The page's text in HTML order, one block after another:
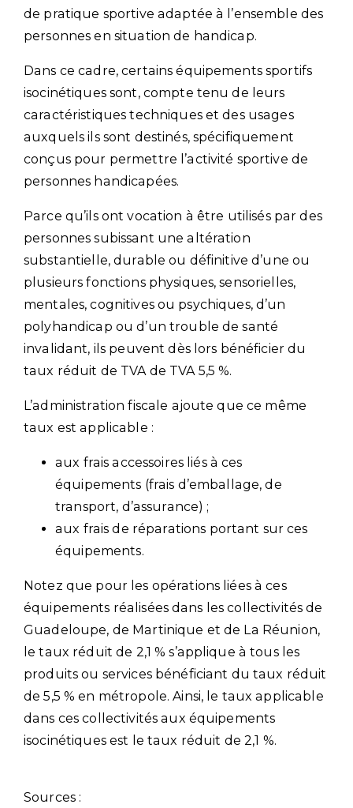
de pratique sportive adaptée à l’ensemble des
personnes en situation de handicap.
Dans ce cadre, certains équipements sportifs
isocinétiques sont, compte tenu de leurs
caractéristiques techniques et des usages
auxquels ils sont destinés, spécifiquement
conçus pour permettre l’activité sportive de
personnes handicapées.
Parce qu’ils ont vocation à être utilisés par des
personnes subissant une altération
substantielle, durable ou définitive d’une ou
plusieurs fonctions physiques, sensorielles,
mentales, cognitives ou psychiques, d’un
polyhandicap ou d’un trouble de santé
invalidant, ils peuvent dès lors bénéficier du
taux réduit de TVA de TVA 5,5 %.
L’administration fiscale ajoute que ce même
taux est applicable :
aux frais accessoires liés à ces
équipements (frais d’emballage, de
transport, d’assurance) ;
aux frais de réparations portant sur ces
équipements.
Notez que pour les opérations liées à ces
équipements réalisées dans les collectivités de
Guadeloupe, de Martinique et de La Réunion,
le taux réduit de 2,1 % s’applique à tous les
produits ou services bénéficiant du taux réduit
de 5,5 % en métropole. Ainsi, le taux applicable
dans ces collectivités aux équipements
isocinétiques est le taux réduit de 2,1 %.
Sources :